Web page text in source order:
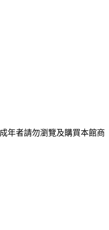
年者請勿瀏覽及購買本館商